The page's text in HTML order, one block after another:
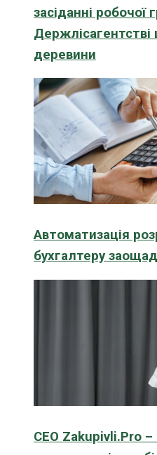
засіданні робочої
деревини
Автоматизація
бухгалтеру
CEO Zakupivli.Pro